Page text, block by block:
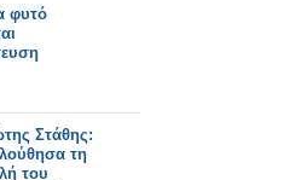
φυτό
Στάθης:
τη
του